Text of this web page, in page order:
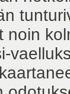
noin